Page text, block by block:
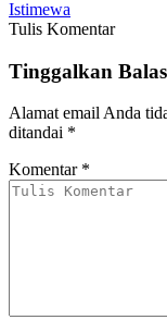
Istimewa
Tulis Komentar
Tinggalkan
Alamat email Anda
ditandai *
Komentar *